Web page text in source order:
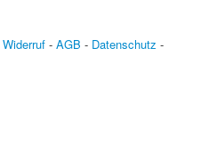
Widerruf - AGB - Datenschutz -